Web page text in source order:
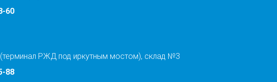
60
(терминал РЖД под иркутным мостом), склад №3
88